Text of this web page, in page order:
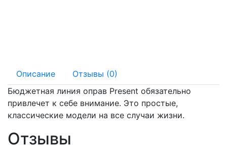
Описание
Отзывы (0)
Бюджетная линия оправ Present обязательно
привлечет к себе внимание. Это простые,
классические модели на все случаи жизни.
Отзывы